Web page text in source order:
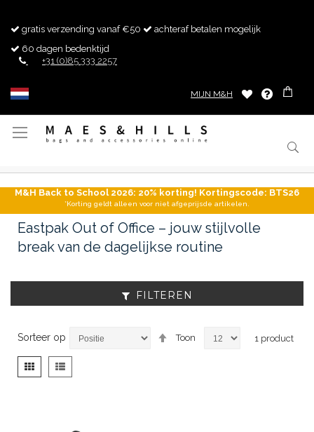
gratis verzending vanaf €50
achteraf betalen mogelijk
60 dagen bedenktijd
+31 (0)85 333 2257
MIJN M&H
Toggle
M&H Back to School 2026: 20% korting! Kortingscode: BTS26
*Korting geldt alleen voor niet afgeprijsde artikelen.
Eastpak Out of Office – jouw stijlvolle
break van de dagelijkse routine
FILTEREN
Sorteer op
Van
Toon 1product
Tonen
als
Foto-
tabel
Lijst